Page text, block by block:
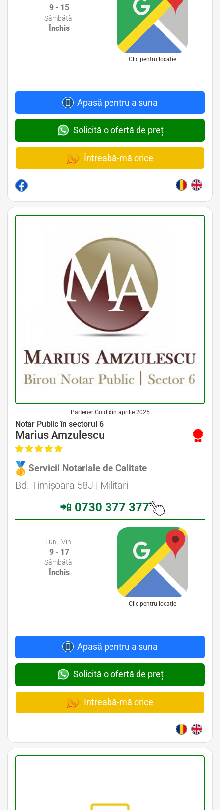
9 - 15
Sâmbătă:
Închis
Clic pentru locație
Apasă pentru a suna
Solicită o ofertă de preț
Întreabă-mă orice
Partener Gold din aprilie 2025
Notar Public în sectorul 6
Marius Amzulescu
Servicii Notariale de Calitate
Bd. Timișoara 58J | Militari
📲 0730 377 377
Lun - Vin:
9 - 17
Sâmbătă:
Închis
Clic pentru locație
Apasă pentru a suna
Solicită o ofertă de preț
Întreabă-mă orice